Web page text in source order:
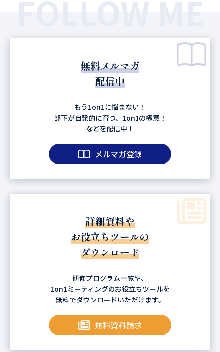
無料メルマガ
配信中
もう1on1に悩まない！
部下が自発的に育つ、1on1の極意！
などを配信中！
メルマガ登録
詳細資料や
お役立ちツールの
ダウンロード
研修プログラム一覧や、
1on1ミーティングのお役立ちツールを
無料でダウンロードいただけます。
無料資料請求